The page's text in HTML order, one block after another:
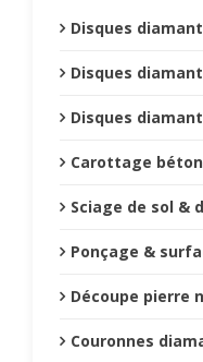
Disques diamant
Disques
Disques
Carottage
Sciage de sol &
Ponçage &
Découpe pierre
Couronnes